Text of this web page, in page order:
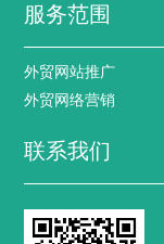
服务范围
外贸网站推广
外贸网络营销
联系我们